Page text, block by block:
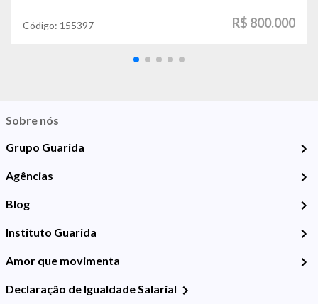
Código: 155397 R$ 800.000
Sobre nós
Grupo Guarida
Agências
Blog
Instituto Guarida
Amor que movimenta
Declaração de Igualdade Salarial